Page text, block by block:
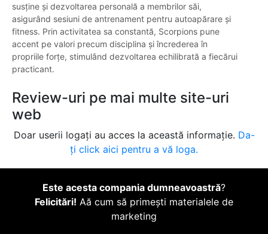
susține și dezvoltarea personală a membrilor săi,
asigurând sesiuni de antrenament pentru autoapărare și
fitness. Prin activitatea sa constantă, Scorpions pune
accent pe valori precum disciplina și încrederea în
propriile forțe, stimulând dezvoltarea echilibrată a fiecărui
practicant.
Review-uri pe mai multe site-uri
web
Doar userii logați au acces la această informație. Da-
ți click aici pentru a vă loga.
Este acesta compania dumneavoastră?
Felicitări! Aă cum să primești materialele de
marketing